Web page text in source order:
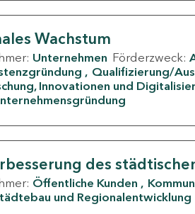
Wachstum
Unternehmen Förderzweck:
Qualifizierung/
Innovationen und
des
Öffentliche Kunden
und Regionalentwicklung